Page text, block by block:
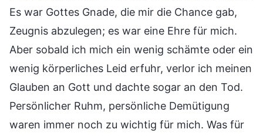
Es war Gottes Gnade, die mir die Chance gab,
Zeugnis abzulegen; es war eine Ehre für mich.
Aber sobald ich mich ein wenig schämte oder ein
wenig körperliches Leid erfuhr, verlor ich meinen
Glauben an Gott und dachte sogar an den Tod.
Persönlicher Ruhm, persönliche Demütigung
waren immer noch zu wichtig für mich. Was für